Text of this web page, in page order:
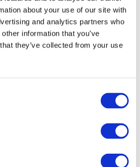
about your use of our site with
and analytics partners who
information that you’ve
they’ve collected from your use
Alle